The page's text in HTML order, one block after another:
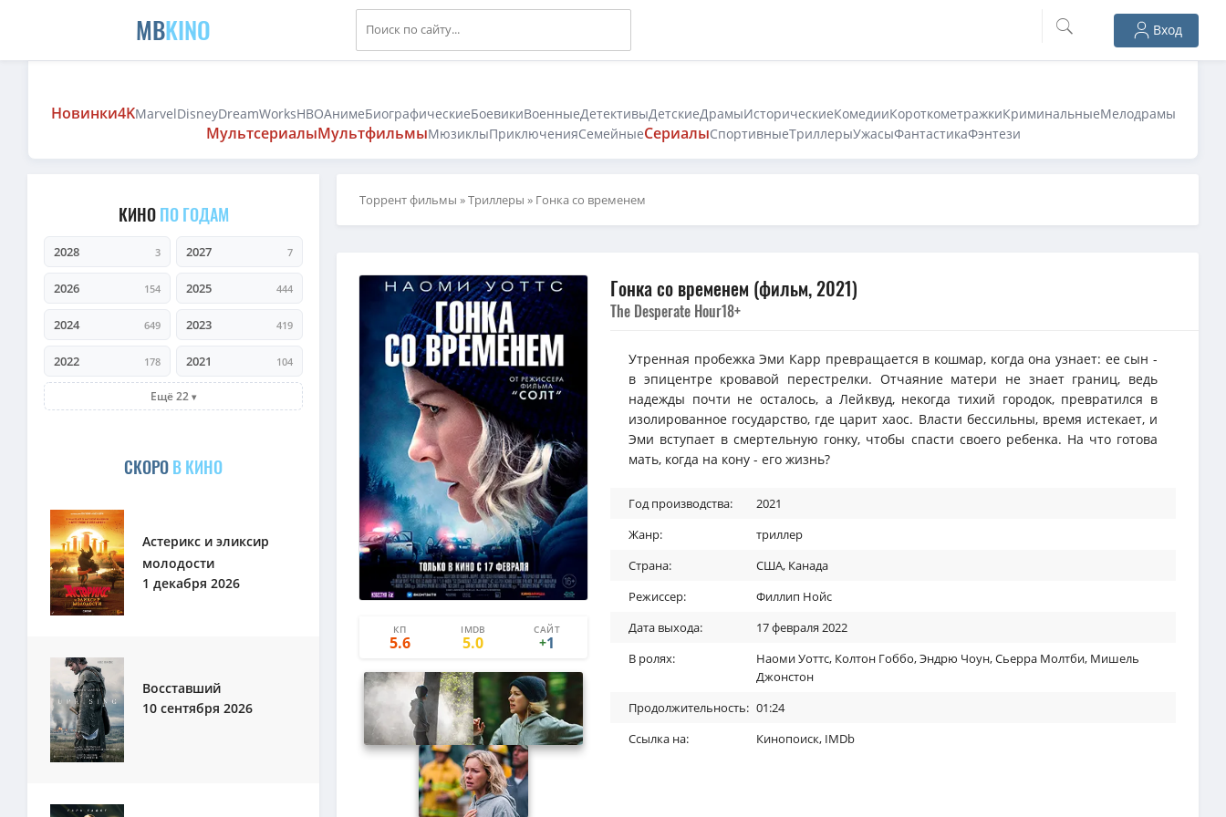
MBKINO Вход
Новинки4KMarvelDisneyDreamWorksHBOАнимеБиографическиеБоевикиВоенныеДетективыДетскиеДрамыИсторическиеКомедииКороткометражкиКриминальныеМелодрамы
МультсериалыМультфильмыМюзиклыПриключенияСемейныеСериалыСпортивныеТриллерыУжасыФантастикаФэнтези
КИНОПО ГОДАМ
2028 3 2027 7
2026 154 2025 444
2024 649 2023 419
2022 178 2021 104
Ещё 22
СКОРОВ КИНО
Астерикс и эликсир
молодости
1 декабря 2026
Восставший
10 сентября 2026
Торрент фильмы »Триллеры » Гонка со временем
КП
5.6
IMDB
5.0
САЙТ
10
+1
Гонка со временем (фильм, 2021)
The Desperate Hour18+
Утренная пробежка Эми Карр превращается в кошмар, когда она узнает: ее сын -
в эпицентре кровавой перестрелки. Отчаяние матери не знает границ, ведь
надежды почти не осталось, а Лейквуд, некогда тихий городок, превратился в
изолированное государство, где царит хаос. Власти бессильны, время истекает, и
Эми вступает в смертельную гонку, чтобы спасти своего ребенка. На что готова
мать, когда на кону - его жизнь?
Год производства:
2021
Жанр:
триллер
Страна:
США, Канада
Режиссер:
Филлип Нойс
Дата выхода:
17 февраля 2022
В ролях:
Наоми Уоттс, Колтон Гоббо,Эндрю Чоун,Сьерра Молтби, Мишель
Джонстон
Продолжительность: 01:24
Ссылка на:
Кинопоиск, IMDb